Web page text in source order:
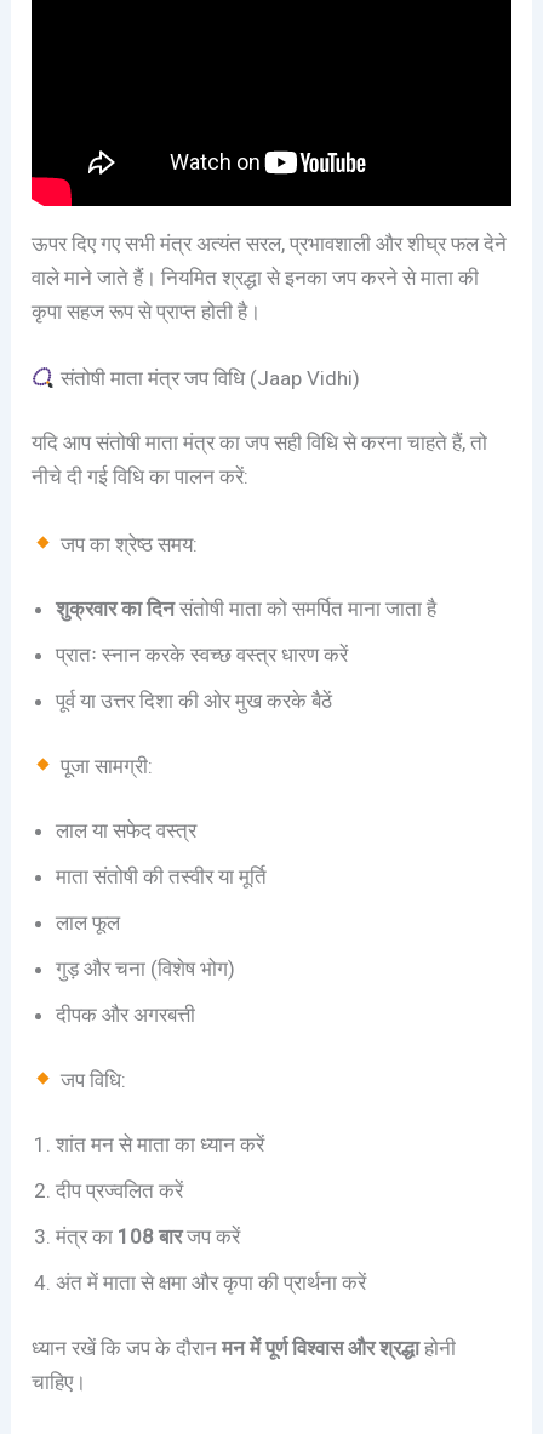
ऊपर दिए गए सभी मंत्र अत्यंत सरल, प्रभावशाली और शीघ्र फल देने
वाले माने जाते हैं। नियमित श्रद्धा से इनका जप करने से माता की
कृपा सहज रूप से प्राप्त होती है।
संतोषी माता मंत्र जप विधि (Jaap Vidhi)
यदि आप संतोषी माता मंत्र का जप सही विधि से करना चाहते हैं, तो
नीचे दी गई विधि का पालन करें:
जप का श्रेष्ठ समय:
शुक्रवार का दिनसंतोषी माता को समर्पित माना जाता है
प्रातः स्नान करके स्वच्छ वस्त्र धारण करें
पूर्व या उत्तर दिशा की ओर मुख करके बैठें
पूजा सामग्री:
लाल या सफेद वस्त्र
माता संतोषी की तस्वीर या मूर्ति
लाल फूल
गुड़ और चना (विशेष भोग)
दीपक और अगरबत्ती
जप विधि:
शांत मन से माता का ध्यान करें
दीप प्रज्वलित करें
मंत्र का 108 बारजप करें
अंत में माता से क्षमा और कृपा की प्रार्थना करें
ध्यान रखें कि जप के दौरानमन में पूर्ण विश्वास और श्रद्धाहोनी
चाहिए।